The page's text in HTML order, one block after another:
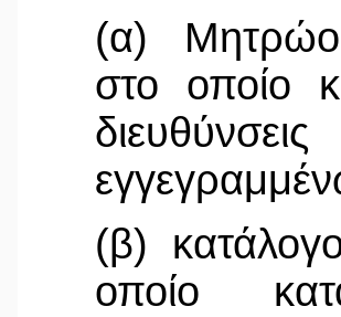
(α) Μητρώο
στο οποίο
(β)
οποίο